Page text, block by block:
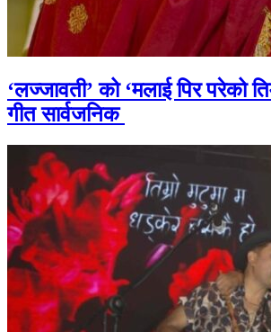
‘लज्जावती’ को ‘मलाई पिर परेको
गीत सार्वजनिक